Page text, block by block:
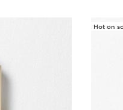
Hot on